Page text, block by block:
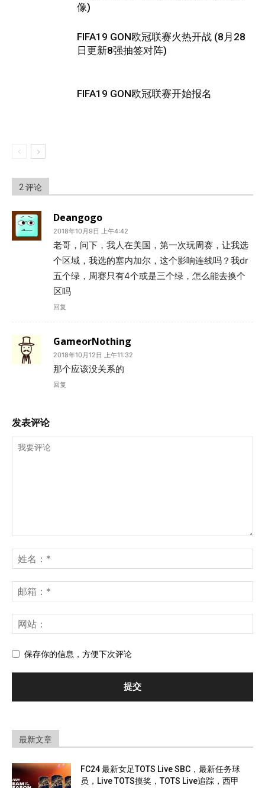
像)
FIFA19 GON欧冠联赛火热开战 (8月28
日更新8强抽签对阵)
FIFA19 GON欧冠联赛开始报名
2 评论
Deangogo
2018年10月9日 上午4:42
老哥，问下，我人在美国，第一次玩周赛，让我选
个区域，我选的塞内加尔，这个影响连线吗？我dr
五个绿，周赛只有4个或是三个绿，怎么能去换个
区吗
回复
GameorNothing
2018年10月12日 上午11:32
那个应该没关系的
回复
发表评论
保存你的信息，方便下次评论
最新文章
FC24 最新女足TOTS Live SBC，最新任务球
员，Live TOTS摸奖，TOTS Live追踪，西甲